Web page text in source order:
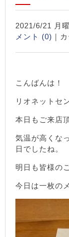
2021/6/21 月
メント (0) ｜
こんばんは！
リオネットセ
本日もご来店
気温が高くな
日でしたね。
明日も皆様の
今日は一枚の